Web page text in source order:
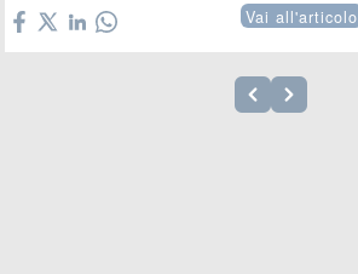
Vai all'articolo